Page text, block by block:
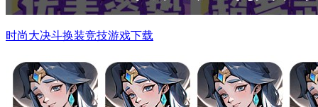
时尚大决斗换装竞技游戏下载